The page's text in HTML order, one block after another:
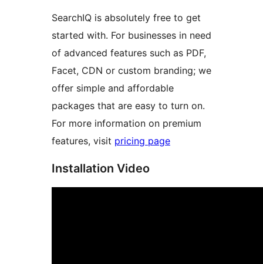
SearchIQ is absolutely free to get
started with. For businesses in need
of advanced features such as PDF,
Facet, CDN or custom branding; we
offer simple and affordable
packages that are easy to turn on.
For more information on premium
features, visit pricing page
Installation Video